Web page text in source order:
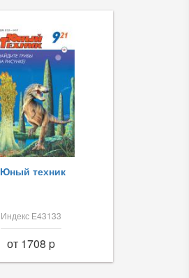
Юный техник
Индекс Е43133
от 1708 p